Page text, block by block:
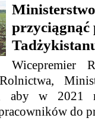
przyciągnąć
Wicepremier
aby w 2021
do